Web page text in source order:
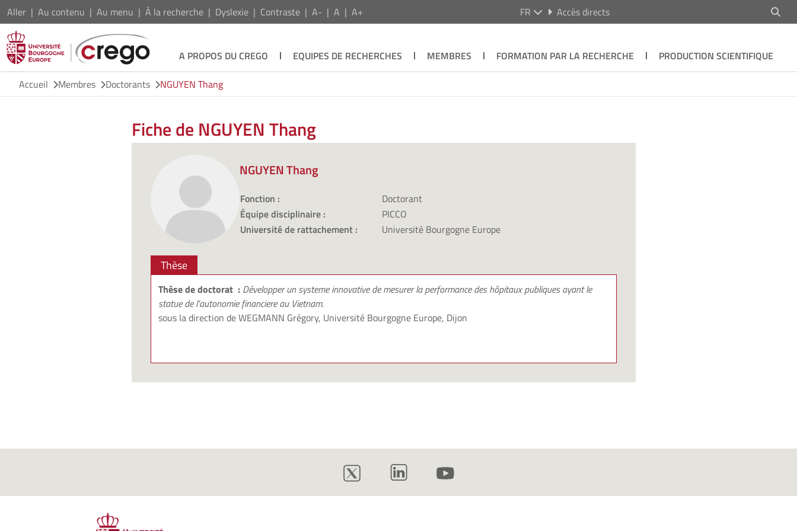
Aller Au contenu Au menu À la recherche Dyslexie Contraste A- A A+ FR Accès directs
A PROPOS DU CREGO EQUIPES DE RECHERCHES MEMBRES FORMATION PAR LA RECHERCHE
PRODUCTION SCIENTIFIQUE
Accueil
Membres Doctorants NGUYEN Thang
Fiche de NGUYEN Thang
NGUYEN Thang
Fonction :
Doctorant
Équipe disciplinaire :
PICCO
Université de rattachement :
Université Bourgogne Europe
Thèse
Thèse de doctorat : Développer un systeme innovative de mesurer la performance des hôpitaux publiques ayant le
statue de l’autonomie financiere au Vietnam.
sous la direction deWEGMANN Grégory, Université Bourgogne Europe, Dijon